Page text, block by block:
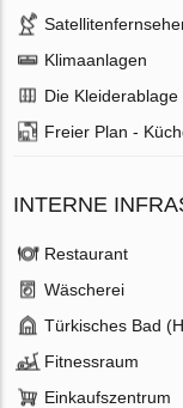
Klimaanlagen
Die Kleiderablage
Freier Plan -
INTERNE
Restaurant
Wäscherei
Türkisches Bad
Fitnessraum
Einkaufszentrum